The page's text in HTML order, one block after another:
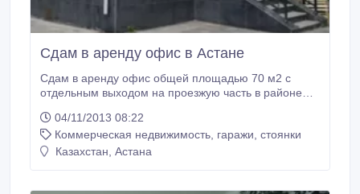
Сдам в аренду офис в Астане
Сдам в аренду офис общей площадью 70 м2 с
отдельным выходом на проезжую часть в районе
пожарная сигнализация, видеонаблюдение,
кондиционер, паркинг, мебель, два ТВ, встроенная
кухня с барной стойкой. Торг..
04/11/2013 08:22
Коммерческая недвижимость, гаражи, стоянки
Казахстан, Астана